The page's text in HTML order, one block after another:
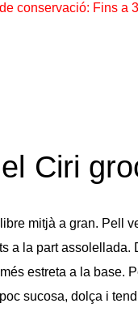
conservació: Fins a
Ciri
mitjà a gran. Pell
a la part assolellada.
estreta a la base.
sucosa, dolça i